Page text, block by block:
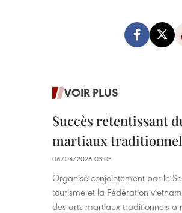
VOIR PLUS
Succès retentissant
martiaux
06/08/2026 03:03
Organisé conjointement par le
tourisme et la Fédération
des arts martiaux traditionnels a